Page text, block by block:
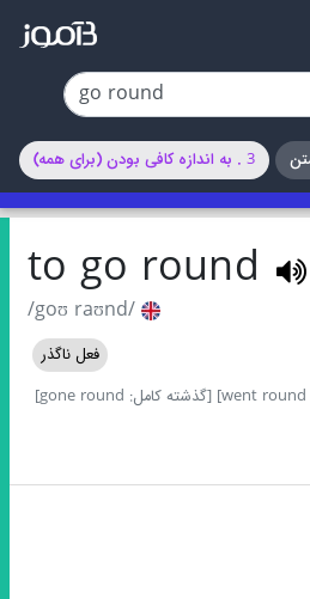
3 . به اندازه کافی بودن (برای همه)
to go round
/goʊ raʊnd/
فعل ناگذر
[گذشته کامل: gone round]